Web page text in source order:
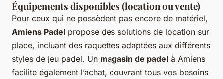
Équipements disponibles (location ou vente)
Pour ceux qui ne possèdent pas encore de matériel,
Amiens Padel propose des solutions de location sur
place, incluant des raquettes adaptées aux différents
styles de jeu padel. Un magasin de padel à Amiens
facilite également l’achat, couvrant tous vos besoins